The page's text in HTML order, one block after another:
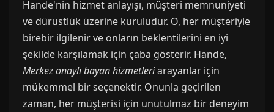
Hande'nin hizmet anlayışı, müşteri memnuniyeti
ve dürüstlük üzerine kuruludur. O, her müşteriyle
birebir ilgilenir ve onların beklentilerini en iyi
şekilde karşılamak için çaba gösterir. Hande,
Merkez onaylı bayan hizmetleriarayanlar için
mükemmel bir seçenektir. Onunla geçirilen
zaman, her müşterisi için unutulmaz bir deneyim